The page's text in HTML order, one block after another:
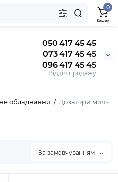
050 417 45 45
073 417 45 45
096 417 45 45
Відділ продажу
0
Кошик
обладнання Дозатори мила
За замовчуванням